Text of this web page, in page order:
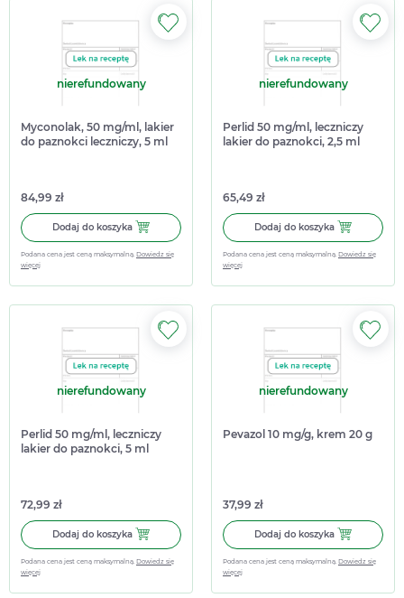
nierefundowany
Myconolak, 50 mg/ml, lakier
do paznokci leczniczy, 5 ml
84,99 zł
Dodaj do koszyka Dodaj do koszyka Myconolak, 50 mg/ml, lakier do
Podana cena jest ceną maksymalną. Dowiedz się
więcej
nierefundowany
Perlid 50 mg/ml, leczniczy
lakier do paznokci, 2,5 ml
65,49 zł
Dodaj do koszyka Dodaj do
Podana cena jest ceną maksymalną. Dowiedz się
więcej
nierefundowany
Perlid 50 mg/ml, leczniczy
lakier do paznokci, 5 ml
72,99 zł
Dodaj do koszyka Dodaj do koszyka Perlid 50 mg/ml, leczniczy lakier do
Podana cena jest ceną maksymalną. Dowiedz się
więcej
nierefundowany
Pevazol 10 mg/g, krem 20 g
37,99 zł
Dodaj do koszyka Dodaj do
Podana cena jest ceną maksymalną. Dowiedz się
więcej